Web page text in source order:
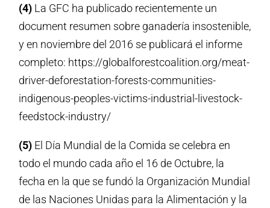
(4) La GFC ha publicado recientemente un
document resumen sobre ganadería insostenible,
y en noviembre del 2016 se publicará el informe
completo: https://globalforestcoalition.org/meat-
driver-deforestation-forests-communities-
indigenous-peoples-victims-industrial-livestock-
feedstock-industry/
(5) El Día Mundial de la Comida se celebra en
todo el mundo cada año el 16 de Octubre, la
fecha en la que se fundó la Organización Mundial
de las Naciones Unidas para la Alimentación y la